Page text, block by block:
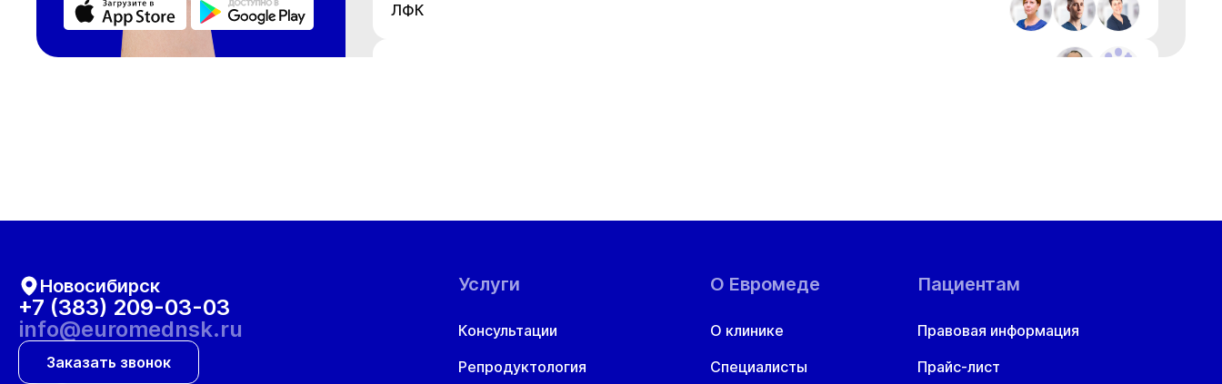
ЛФК
Офтальмолог
Новосибирск
+7 (383) 209-03-03
info@euromednsk.ru
Заказать звонок
Услуги
Консультации
Репродуктология
О Евромеде
О клинике
Специалисты
Пациентам
Правовая информация
Прайс-лист